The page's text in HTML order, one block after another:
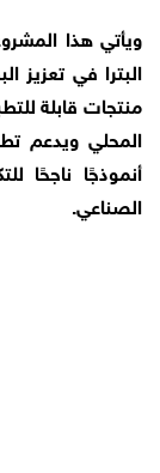
ويأتي هذا
البترا في تعزيز
منتجات قابلة
المحلي ويدعم
أنموذجًا ناجحًا
الصناعي.